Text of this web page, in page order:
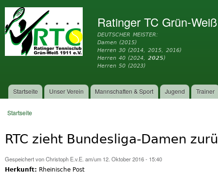
Ratinger TC Grün-
DEUTSCHER MEISTER:
Damen (2015)
Herren 30 (2014, 2015, 2016)
Herren 40 (2024,2025)
Herren 50 (2023)
Hauptmenü
Startseite Unser Verein Mannschaften & Sport Jugend Trainer
Startseite
RTC zieht Bundesliga-Damen
Gespeichert vonChristoph E.v.E. am/um 12. Oktober 2016 - 15:40
Herkunft: Rheinische Post